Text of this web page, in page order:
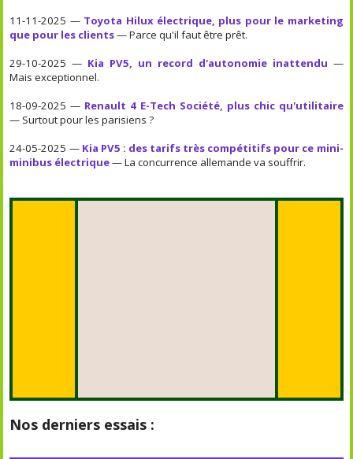
11-11-2025 — Toyota Hilux électrique, plus pour le marketing
que pour les clients— Parce qu'il faut être prêt.
29-10-2025 — Kia PV5, un record d'autonomie inattendu —
Mais exceptionnel.
18-09-2025 — Renault 4 E-Tech Société, plus chic qu'utilitaire
— Surtout pour les parisiens ?
24-05-2025 — Kia PV5 : des tarifs très compétitifs pour ce mini-
minibus électrique— La concurrence allemande va souffrir.
Nos derniers essais :